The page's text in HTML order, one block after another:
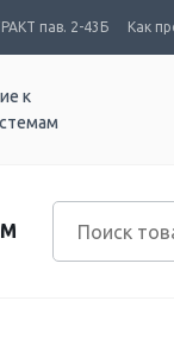
пав. 2-43Б Как
к